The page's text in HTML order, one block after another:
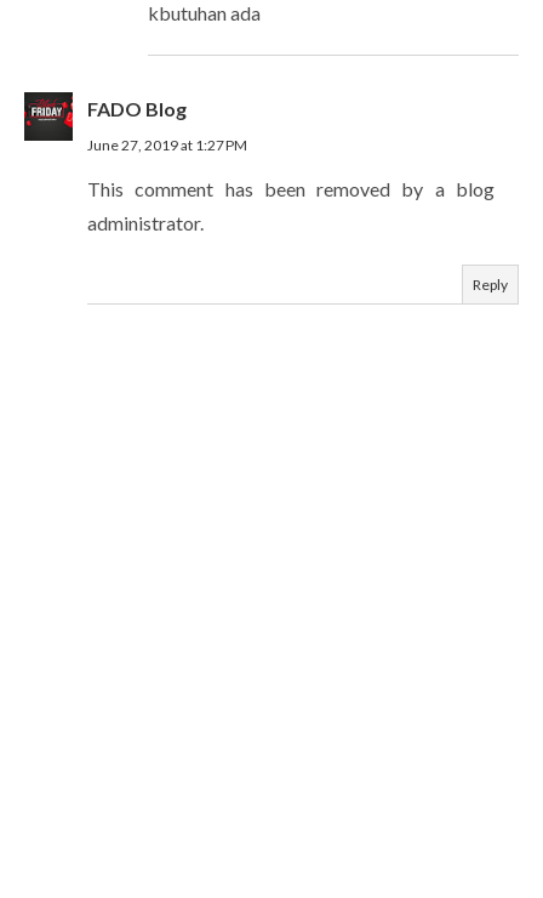
kbutuhan ada
FADO Blog
June 27, 2019 at 1:27 PM
This comment has been removed by a blog
administrator.
Reply